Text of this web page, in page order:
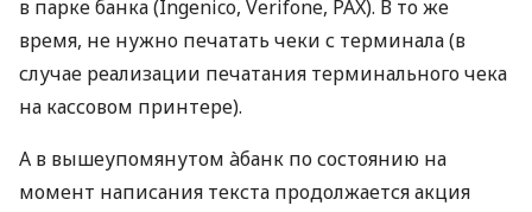
в парке банка (Ingenico, Verifone, PAX). В то же
время, не нужно печатать чеки с терминала (в
случае реализации печатания терминального чека
на кассовом принтере).
А в вышеупомянутом àбанк по состоянию на
момент написания текста продолжается акция